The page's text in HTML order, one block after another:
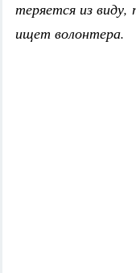
теряется из виду,
ищет волонтера.